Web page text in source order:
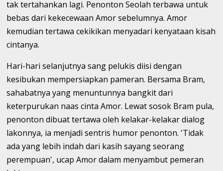
tak tertahankan lagi. Penonton Seolah terbawa untuk
bebas dari kekecewaan Amor sebelumnya. Amor
kemudian tertawa cekikikan menyadari kenyataan kisah
cintanya.
Hari-hari selanjutnya sang pelukis diisi dengan
kesibukan mempersiapkan pameran. Bersama Bram,
sahabatnya yang menuntunnya bangkit dari
keterpurukan naas cinta Amor. Lewat sosok Bram pula,
penonton dibuat tertawa oleh kelakar-kelakar dialog
lakonnya, ia menjadi sentris humor penonton. 'Tidak
ada yang lebih indah dari kasih sayang seorang
perempuan', ucap Amor dalam menyambut pemeran